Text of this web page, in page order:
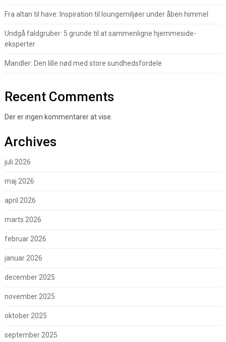
Fra altan til have: Inspiration til loungemiljøer under åben himmel
Undgå faldgruber: 5 grunde til at sammenligne hjemmeside-
eksperter
Mandler: Den lille nød med store sundhedsfordele
Recent Comments
Der er ingen kommentarer at vise.
Archives
juli 2026
maj 2026
april 2026
marts 2026
februar 2026
januar 2026
december 2025
november 2025
oktober 2025
september 2025